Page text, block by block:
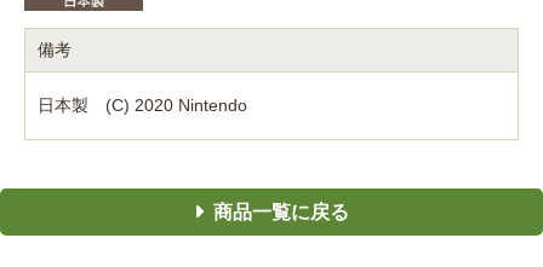
備考
日本製 (C) 2020 Nintendo
商品一覧に戻る